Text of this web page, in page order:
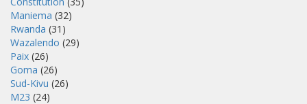
Maniema (32)
Rwanda (31)
Wazalendo (29)
Paix (26)
Goma (26)
Sud-Kivu (26)
M23 (24)